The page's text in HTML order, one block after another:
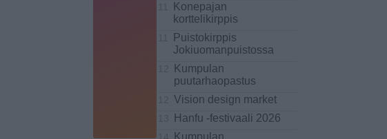
Konepajan
korttelikirppis
Puistokirppis
Jokiuomanpuistossa
Kumpulan
puutarhaopastus
Vision design market
Hanfu -festivaali 2026